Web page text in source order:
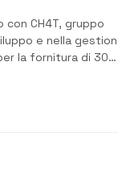
CH4T, gruppo
e nella
la fornitura di 30
del gruppo, tra i
[…]